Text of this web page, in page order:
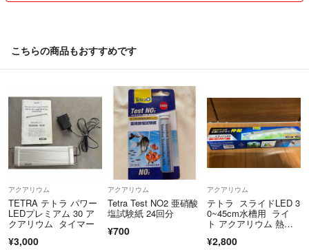
こちらの商品もおすすめです
アクアリウム
TETRA テトラ パワー
LEDプレミアム 30 ア
クアリウム タイマー
¥3,000
アクアリウム
Tetra Test NO2 亜硝酸
塩試験紙 24回分
¥700
アクアリウム
テトラ スライドLED 3
0~45cm水槽用 ライ
ト アクアリウム 熱帯
¥2,800